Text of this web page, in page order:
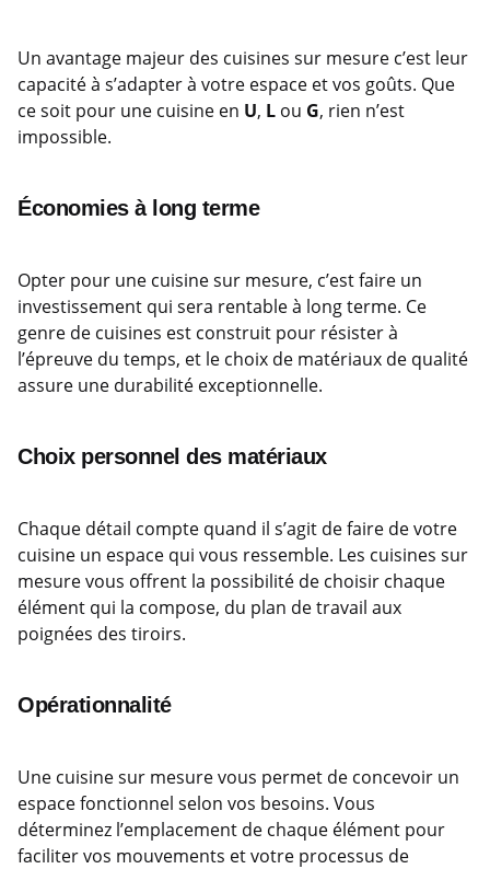
Un avantage majeur des cuisines sur mesure c’est leur
capacité à s’adapter à votre espace et vos goûts. Que
ce soit pour une cuisine en U, L ou G, rien n’est
impossible.
Économies à long terme
Opter pour une cuisine sur mesure, c’est faire un
investissement qui sera rentable à long terme. Ce
genre de cuisines est construit pour résister à
l’épreuve du temps, et le choix de matériaux de qualité
assure une durabilité exceptionnelle.
Choix personnel des matériaux
Chaque détail compte quand il s’agit de faire de votre
cuisine un espace qui vous ressemble. Les cuisines sur
mesure vous offrent la possibilité de choisir chaque
élément qui la compose, du plan de travail aux
poignées des tiroirs.
Opérationnalité
Une cuisine sur mesure vous permet de concevoir un
espace fonctionnel selon vos besoins. Vous
déterminez l’emplacement de chaque élément pour
faciliter vos mouvements et votre processus de